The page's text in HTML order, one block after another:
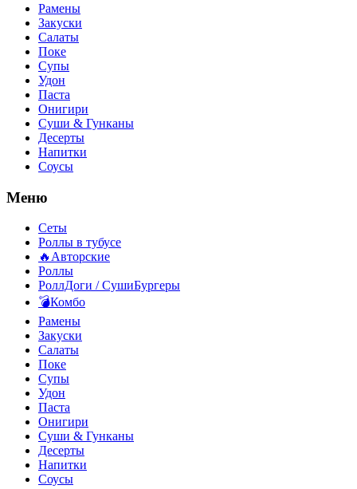
Рамены
Закуски
Салаты
Поке
Супы
Удон
Паста
Онигири
Суши & Гунканы
Десерты
Напитки
Соусы
Меню
Сеты
Роллы в тубусе
🔥Авторские
Роллы
РоллДоги / СушиБургеры
💣Комбо
Рамены
Закуски
Салаты
Поке
Супы
Удон
Паста
Онигири
Суши & Гунканы
Десерты
Напитки
Соусы